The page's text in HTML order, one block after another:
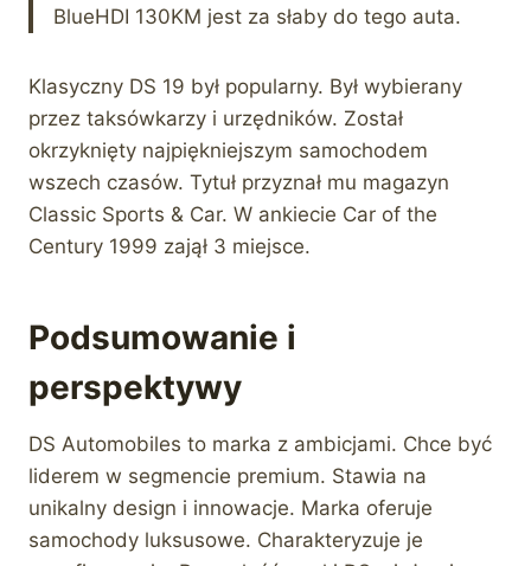
BlueHDI 130KM jest za słaby do tego auta.
Klasyczny DS 19 był popularny. Był wybierany
przez taksówkarzy i urzędników. Został
okrzyknięty najpiękniejszym samochodem
wszech czasów. Tytuł przyznał mu magazyn
Classic Sports & Car. W ankiecie Car of the
Century 1999 zajął 3 miejsce.
Podsumowanie i
perspektywy
DS Automobiles to marka z ambicjami. Chce być
liderem w segmencie premium. Stawia na
unikalny design i innowacje. Marka oferuje
samochody luksusowe. Charakteryzuje je